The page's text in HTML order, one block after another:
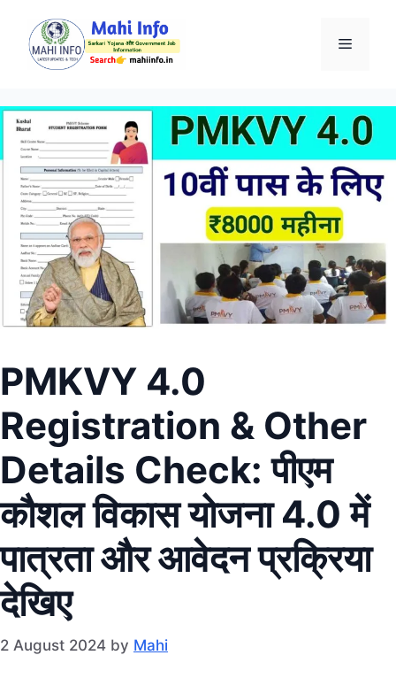
content
Menu
PMKVY 4.0
Registration & Other
Details Check: पीएम
कौशल विकास योजना 4.0 में
पात्रता और आवेदन प्रक्रिया
देखिए
2 August 2024 by Mahi